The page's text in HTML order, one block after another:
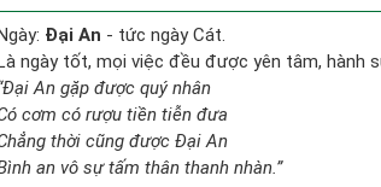
Đại An - tức ngày Cát.
ngày tốt, mọi việc đều được yên tâm, hành
An gặp được quý nhân
cơm có rượu tiền tiễn đưa
thời cũng được Đại An
an vô sự tấm thân thanh nhàn.”